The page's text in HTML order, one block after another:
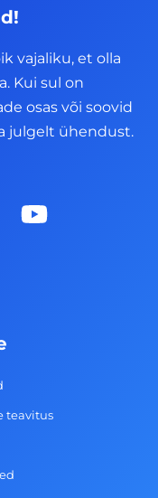
vajaliku, et olla
Kui sul on
osas või soovid
julgelt ühendust.
Y
o
teavitus